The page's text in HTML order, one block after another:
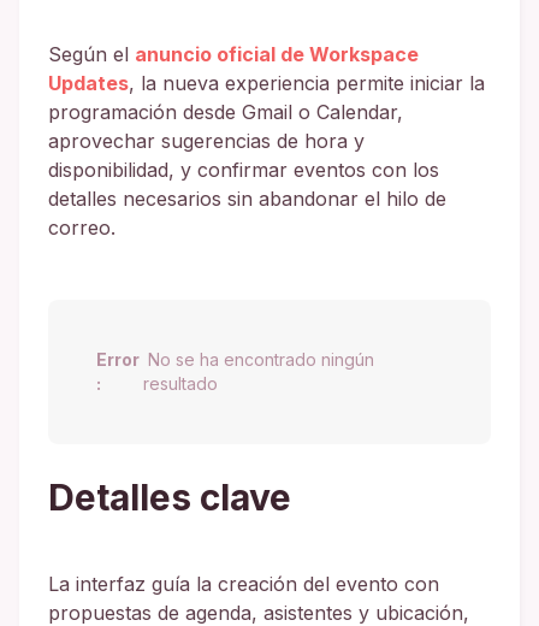
Según el anuncio oficial de Workspace
Updates, la nueva experiencia permite iniciar la
programación desde Gmail o Calendar,
aprovechar sugerencias de hora y
disponibilidad, y confirmar eventos con los
detalles necesarios sin abandonar el hilo de
correo.
Error
:
No se ha encontrado ningún
resultado
Detalles clave
La interfaz guía la creación del evento con
propuestas de agenda, asistentes y ubicación,